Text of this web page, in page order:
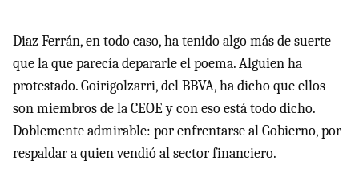
Diaz Ferrán, en todo caso, ha tenido algo más de suerte
que la que parecía depararle el poema. Alguien ha
protestado. Goirigolzarri, delBBVA, ha dicho que ellos
son miembros de laCEOEy con eso está todo dicho.
Doblemente admirable: por enfrentarse al Gobierno, por
respaldar a quien vendió al sector financiero.